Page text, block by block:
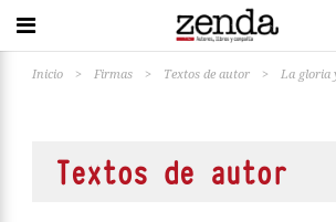
Inicio > Firmas > Textos de autor > La gloria
Textos de autor